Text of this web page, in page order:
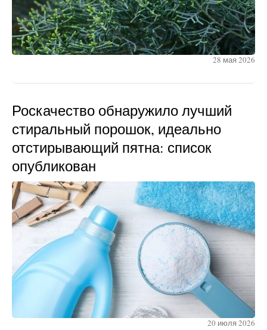
28 мая 2026
Роскачество обнаружило лучший
стиральный порошок, идеально
отстирывающий пятна: список
опубликован
20 июля 2026